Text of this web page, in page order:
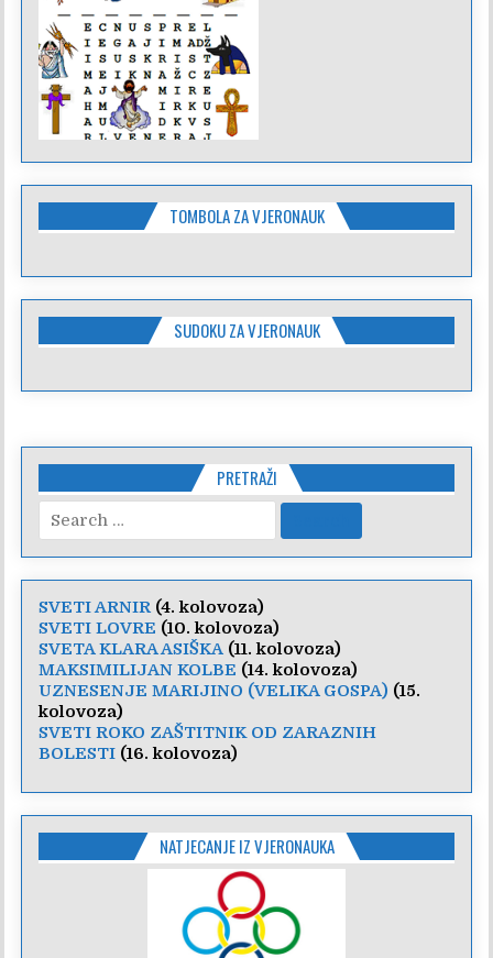
TOMBOLA ZA VJERONAUK
SUDOKU ZA VJERONAUK
PRETRAŽI
Search
for:
SVETI ARNIR(4. kolovoza)
SVETI LOVRE (10. kolovoza)
SVETA KLARA ASIŠKA (11. kolovoza)
MAKSIMILIJAN KOLBE (14. kolovoza)
UZNESENJE MARIJINO (VELIKA GOSPA) (15.
kolovoza)
SVETI ROKO ZAŠTITNIK OD ZARAZNIH
BOLESTI (16. kolovoza)
NATJECANJE IZ VJERONAUKA